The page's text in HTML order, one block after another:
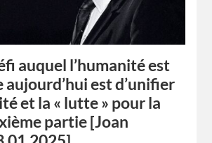
auquel l’humanité est
est d’unifier
et la « lutte » pour la
partie [Joan